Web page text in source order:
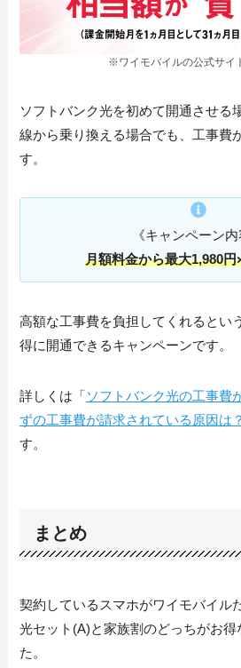
※ワイモバイルの公式サイ
ソフトバンク光を初めて開通させる
線から乗り換える場合でも、工事費
す。
《キャンペーン内
月額料金から最大1,980円
高額な工事費を負担してくれるとい
得に開通できるキャンペーンです。
詳しくは「ソフトバンク光の工事費
ずの工事費が請求されている原因は？
す。
まとめ
契約しているスマホがワイモバイル
光セット(A)と家族割のどっちがお得
た。